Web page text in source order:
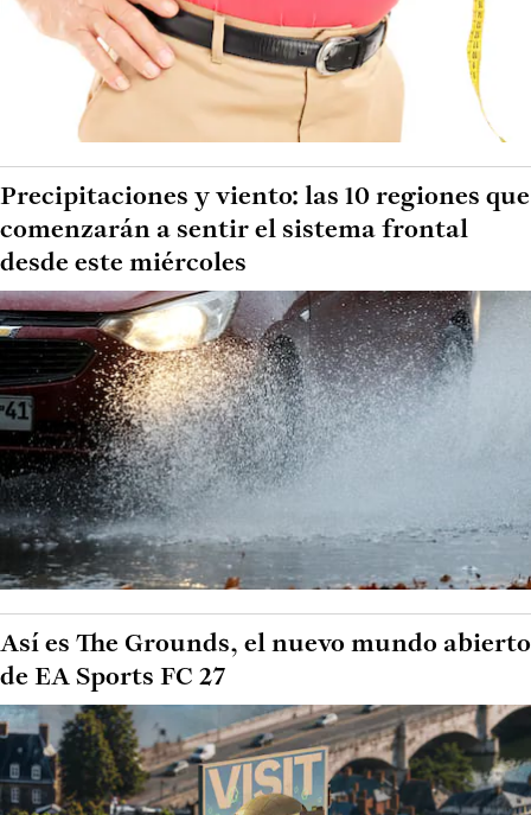
Precipitaciones y viento: las 10 regiones que
comenzarán a sentir el sistema frontal
desde este miércoles
Así es The Grounds, el nuevo mundo abierto
de EA Sports FC 27